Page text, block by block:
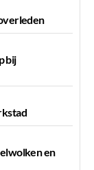
bij
en